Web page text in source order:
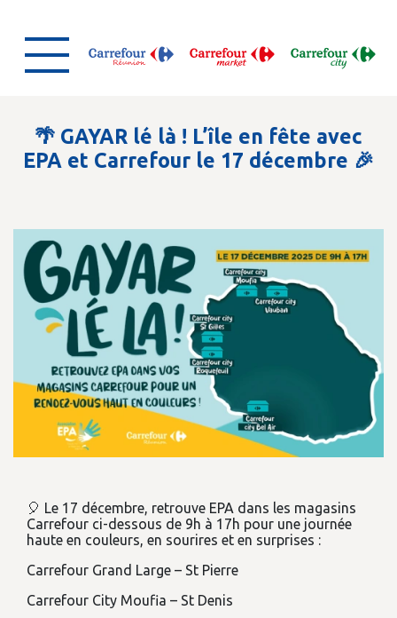
🌴 GAYAR lé là ! L’île en fête avec
EPA et Carrefour le 17 décembre 🎉
🎈 Le 17 décembre, retrouve EPA dans les magasins
Carrefour ci-dessous de 9h à 17h pour une journée
haute en couleurs, en sourires et en surprises :
Carrefour Grand Large – St Pierre
Carrefour City Moufia – St Denis